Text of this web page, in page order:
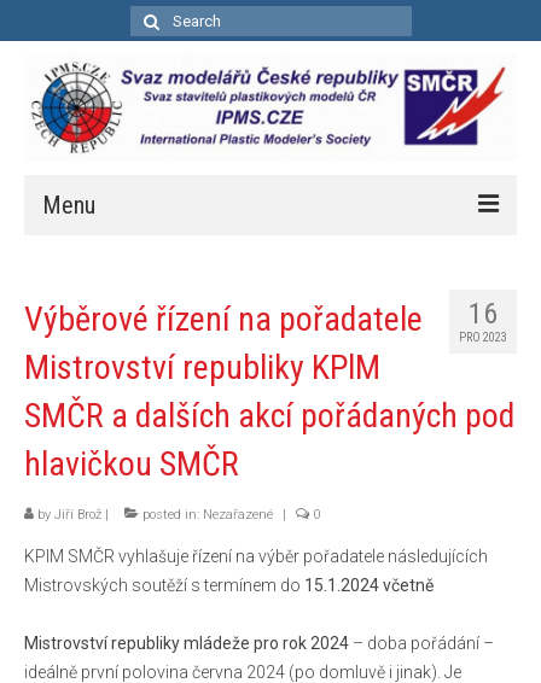
Search
Menu
Aktuality
Soutěže
Kalendář soutěží
Pravidla bodovacích soutěží
Bodovací pravidla – zkrácená
Pravidla porovnávacích soutěží
O nás
16
PRO 2023
Výběrové řízení na pořadatele
Mistrovství republiky KPlM
SMČR a dalších akcí pořádaných pod
hlavičkou SMČR
by Jiří Brož | posted in: Nezařazené | 0
KPlM SMČR vyhlašuje řízení na výběr pořadatele následujících
Mistrovských soutěží s termínem do 15.1.2024 včetně
Mistrovství republiky mládeže pro rok 2024 – doba pořádání –
ideálně první polovina června 2024 (po domluvě i jinak). Je